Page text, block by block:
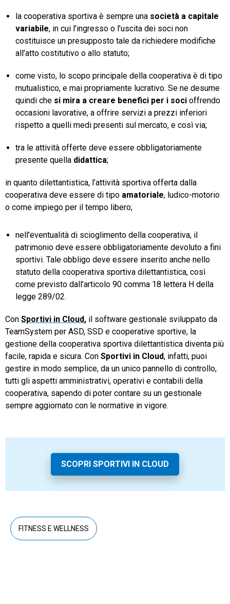
la cooperativa sportiva è sempre una società a capitale
variabile, in cui l’ingresso o l’uscita dei soci non
costituisce un presupposto tale da richiedere modifiche
all’atto costitutivo o allo statuto;
come visto, lo scopo principale della cooperativa è di tipo
mutualistico, e mai propriamente lucrativo. Se ne desume
quindi che si mira a creare benefici per i soci offrendo
occasioni lavorative, a offrire servizi a prezzi inferiori
rispetto a quelli medi presenti sul mercato, e così via;
tra le attività offerte deve essere obbligatoriamente
presente quella didattica;
in quanto dilettantistica, l’attività sportiva offerta dalla
cooperativa deve essere di tipo amatoriale, ludico-motorio
o come impiego per il tempo libero;
nell’eventualità di scioglimento della cooperativa, il
patrimonio deve essere obbligatoriamente devoluto a fini
sportivi. Tale obbligo deve essere inserito anche nello
statuto della cooperativa sportiva dilettantistica, così
come previsto dall’articolo 90 comma 18 lettera H della
legge 289/02.
Con Sportivi in Cloud, il software gestionale sviluppato da
TeamSystem per ASD, SSD e cooperative sportive, la
gestione della cooperativa sportiva dilettantistica diventa più
facile, rapida e sicura. Con Sportivi in Cloud, infatti, puoi
gestire in modo semplice, da un unico pannello di controllo,
tutti gli aspetti amministrativi, operativi e contabili della
cooperativa, sapendo di poter contare su un gestionale
sempre aggiornato con le normative in vigore.
SCOPRI SPORTIVI IN CLOUD
FITNESS E WELLNESS